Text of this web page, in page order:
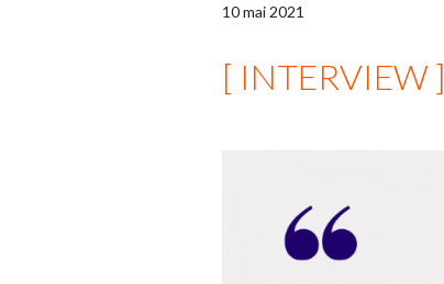
10mai 2021
[ INTERVIEW ]